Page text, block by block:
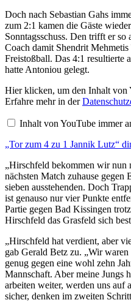
Doch nach Sebastian Gahs
zum 2:1 kamen die Gäste
Sonntagsschuss. Den trifft er so
Coach damit Shendrit
Freistoßball. Das 4:1 resultierte
hatte Antoniou gelegt.
„
T
o
z
m
u
1
J
a
n
n
L
u
t
z
“
v
o
Hier klicken, um den Inhalt von
Erfahre mehr in der
Inhalt von YouTube immer
„Tor zum 4 zu 1 Jannik Lutz“
„Hirschfeld bekommen wir nun
nächsten Match zuhause gegen
sieben ausstehenden. Doch
ist genauso nur vier Punkte
Partie gegen Bad Kissingen
Hirschfeld das Grasfeld sich
„Hirschfeld hat verdient, aber
gab Gerald Betz zu. „Wir
genug gegen eine wohl zehn
Mannschaft. Aber meine Jungs
arbeiten weiter, werden uns auf
sicher, denken im zweiten